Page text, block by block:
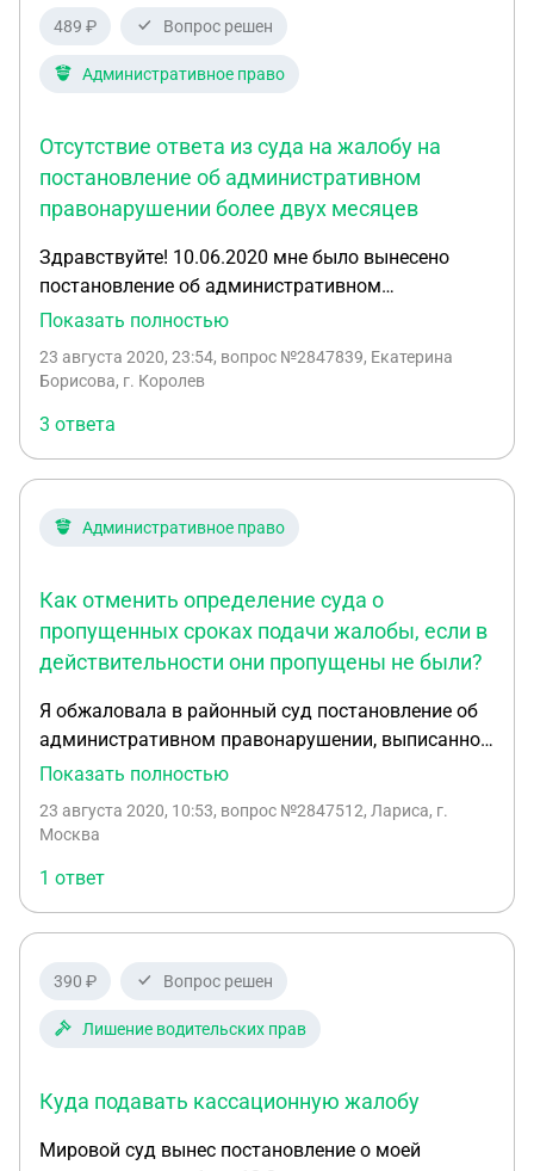
489 ₽ Вопрос решен
Административное право
Отсутствие ответа из суда на жалобу на
постановление об административном
правонарушении более двух месяцев
Здравствуйте! 10.06.2020 мне было вынесено
постановление об административном
правонарушении. 16.06.2020 я подала жалобу в
моё отсутствие и направить копию решения мне
какой-либо ответ из суда отсутствует, и 16.08.
данный штраф появился в моем аккаунте на
портале "Госуслуги". Что может означать
отсутствие ответа из суда и как долго суд может
рассматривать жалобу? Какими должны быть
прошествии какого срока при отсутствии ответа
стоит подавать жалобу в верховный суд? Заранее
спасибо!
Показать полностью
23 августа 2020, 23:54, вопрос №2847839, Екатерина
Борисова, г. Королев
3 ответа
Административное право
Как отменить определение суда о
пропущенных сроках подачи жалобы, если в
действительности они пропущены не были?
Я обжаловала в районный суд постановление об
административном правонарушении, выписанное
сотрудником МАДИ. Все сроки подачи жалобы
согласно которому сроки нарушены: "...Указанная
в соответствии с ч.1 ст.30.3 КоАП РФ, жалоба на
постановлении об административном
правонарушении может быть подана в течение
копии постановления, однако в представленных
материалах отсутствует ходатайство о
сроках его обжалования. Вопрос: в какую
инстанцию и какой документ мне нужно
Показать полностью
23 августа 2020, 10:53, вопрос №2847512, Лариса, г.
Москва
1 ответ
390 ₽ Вопрос решен
Лишение водительских прав
Куда подавать кассационную жалобу
Мировой суд вынес постановление о моей